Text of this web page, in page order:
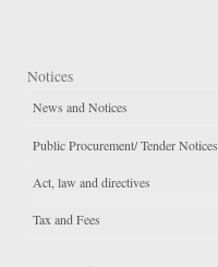
Notices
News and Notices
Public Procurement/ Tender Notices
Act, law and directives
Tax and Fees